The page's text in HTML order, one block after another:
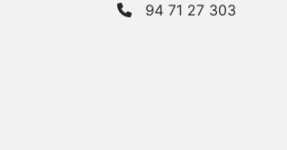
94 71 27 303